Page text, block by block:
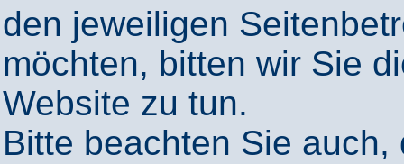
den jeweiligen
möchten, bitten wir Sie
Website zu tun.
Bitte beachten Sie